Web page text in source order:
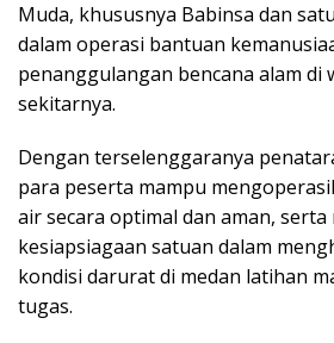
Muda, khususnya Babinsa dan
dalam operasi bantuan
penanggulangan bencana alam di
sekitarnya.
Dengan terselenggaranya
para peserta mampu
air secara optimal dan aman,
kesiapsiagaan satuan dalam
kondisi darurat di medan latihan
tugas.